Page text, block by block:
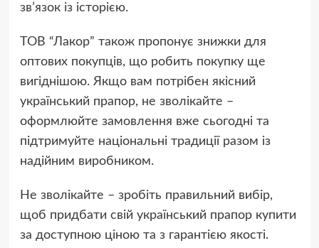
зв’язок із історією.
ТОВ “Лакор” також пропонує знижки для
оптових покупців, що робить покупку ще
вигіднішою. Якщо вам потрібен якісний
український прапор, не зволікайте –
оформлюйте замовлення вже сьогодні та
підтримуйте національні традиції разом із
надійним виробником.
Не зволікайте – зробіть правильний вибір,
щоб придбати свій український прапор купити
за доступною ціною та з гарантією якості.